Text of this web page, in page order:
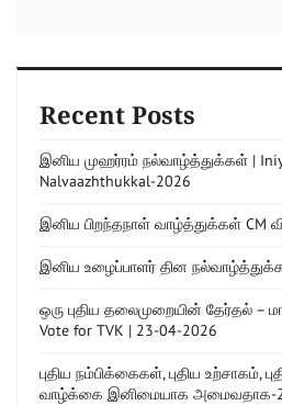
Recent Posts
இனிய முஹர்ரம் நல்வாழ்த்துக்கள் |
Nalvaazhthukkal-2026
இனிய பிறந்தநாள் வாழ்த்துக்கள் CM
இனிய உழைப்பாளர் தின
ஒரு புதிய தலைமுறையின் தேர்தல் –
Vote for TVK | 23-04-2026
புதிய நம்பிக்கைகள், புதிய உற்சாகம்,
வாழ்க்கை இனிமையாக அமைவதாக-